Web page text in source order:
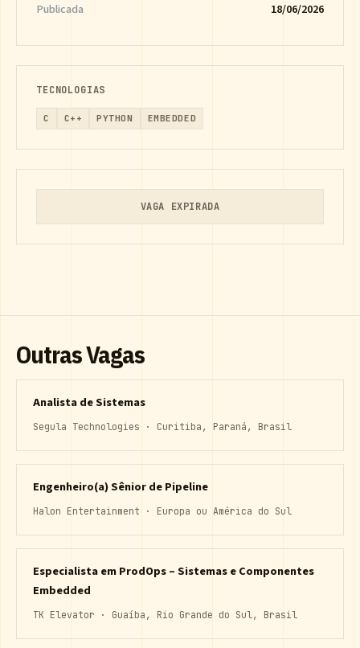
Publicada
18/06/2026
TECNOLOGIAS
C C++ PYTHON EMBEDDED
VAGA EXPIRADA
Outras Vagas
Analista de Sistemas
Segula Technologies · Curitiba, Paraná, Brasil
Engenheiro(a) Sênior de Pipeline
Halon Entertainment · Europa ou América do Sul
Especialista em ProdOps – Sistemas e Componentes
Embedded
TK Elevator · Guaíba, Rio Grande do Sul, Brasil